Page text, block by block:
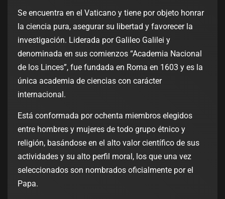
Se encuentra en el Vaticano y tiene por objeto honrar
la ciencia pura, asegurar su libertad y favorecer la
investigación. Liderada por Galileo Galilei y
denominada en sus comienzos “Academia Nacional
de los Linces”, fue fundada en Roma en 1603 y es la
única academia de ciencias con carácter
internacional.
Está conformada por ochenta miembros elegidos
entre hombres y mujeres de todo grupo étnico y
religión, basándose en el alto valor científico de sus
actividades y su alto perfil moral, los que una vez
seleccionados son nombrados oficialmente por el
Papa.